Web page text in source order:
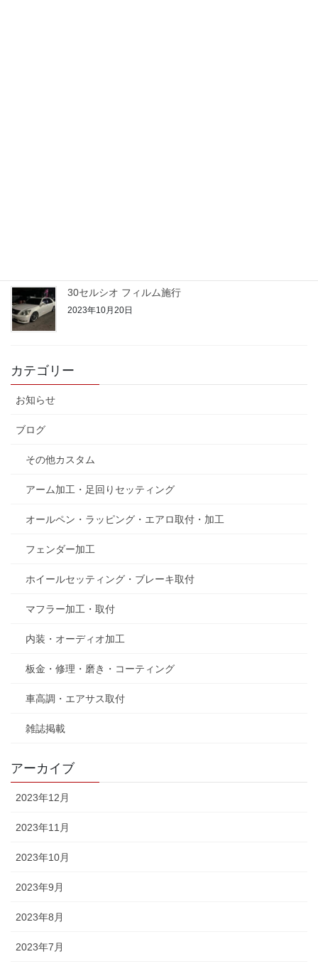
30セルシオ フィルム施行
2023年10月20日
カテゴリー
お知らせ
ブログ
その他カスタム
アーム加工・足回りセッティング
オールペン・ラッピング・エアロ取付・加工
フェンダー加工
ホイールセッティング・ブレーキ取付
マフラー加工・取付
内装・オーディオ加工
板金・修理・磨き・コーティング
車高調・エアサス取付
雑誌掲載
アーカイブ
2023年12月
2023年11月
2023年10月
2023年9月
2023年8月
2023年7月